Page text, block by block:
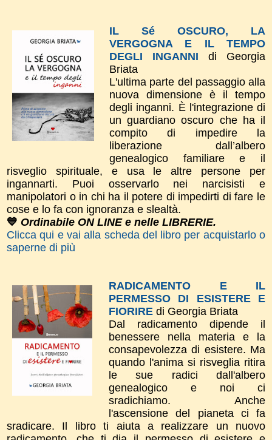
IL Sé OSCURO, LA
VERGOGNA E IL TEMPO
DEGLI INGANNI di Georgia
Briata
L'ultima parte del passaggio alla
nuova dimensione è il tempo
degli inganni. È l'integrazione di
un guardiano oscuro che ha il
compito di impedire la
liberazione dall’albero
genealogico familiare e il
risveglio spirituale, e usa le altre persone per
ingannarti. Puoi osservarlo nei narcisisti e
manipolatori o in chi ha il potere di impedirti di fare le
cose e lo fa con ignoranza e slealtà.
💙 Ordinabile ON LINE e nelle LIBRERIE.
Clicca qui e vai alla scheda del libro per acquistarlo o
saperne di più
RADICAMENTO E IL
PERMESSO DI ESISTERE E
FIORIRE di Georgia Briata
Dal radicamento dipende il
benessere nella materia e la
consapevolezza di esistere. Ma
quando l'anima si risveglia ritira
le sue radici dall'albero
genealogico e noi ci
sradichiamo. Anche
l'ascensione del pianeta ci fa
sradicare. Il libro ti aiuta a realizzare un nuovo